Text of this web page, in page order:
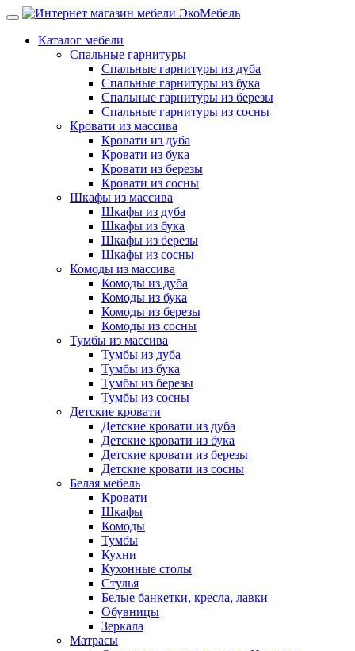
Каталог мебели
Спальные гарнитуры
Спальные гарнитуры из дуба
Спальные гарнитуры из бука
Спальные гарнитуры из березы
Спальные гарнитуры из сосны
Кровати из массива
Кровати из дуба
Кровати из бука
Кровати из березы
Кровати из сосны
Шкафы из массива
Шкафы из дуба
Шкафы из бука
Шкафы из березы
Шкафы из сосны
Комоды из массива
Комоды из дуба
Комоды из бука
Комоды из березы
Комоды из сосны
Тумбы из массива
Тумбы из дуба
Тумбы из бука
Тумбы из березы
Тумбы из сосны
Детские кровати
Детские кровати из дуба
Детские кровати из бука
Детские кровати из березы
Детские кровати из сосны
Белая мебель
Кровати
Шкафы
Комоды
Тумбы
Кухни
Кухонные столы
Стулья
Белые банкетки, кресла, лавки
Обувницы
Зеркала
Матрасы